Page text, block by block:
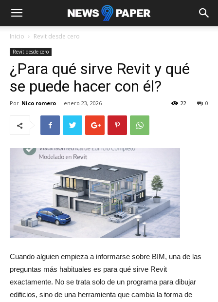
Inicio Revit desde cero
Revit desde cero
¿Para qué sirve Revit y qué
se puede hacer con él?
Por Nico romero - enero 23, 2026 0
22
Cuando alguien empieza a informarse sobre BIM, una de las
preguntas más habituales es para qué sirve Revit
exactamente. No se trata solo de un programa para dibujar
edificios, sino de una herramienta que cambia la forma de